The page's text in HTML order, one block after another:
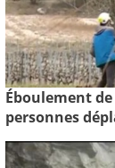
Éboulement
personnes